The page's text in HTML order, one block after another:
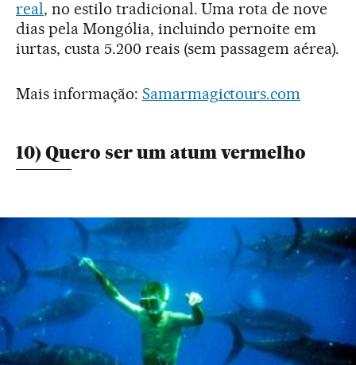
real, no estilo tradicional. Uma rota de nove
dias pela Mongólia, incluindo pernoite em
iurtas, custa 5.200 reais (sem passagem aérea).
Mais informação: Samarmagictours.com
10) Quero ser um atum vermelho